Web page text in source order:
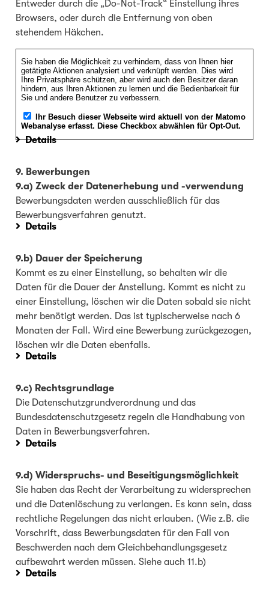
Entweder durch die „Do-Not-Track“ Einstellung ihres
Browsers, oder durch die Entfernung von oben
stehendem Häkchen.
Details
9. Bewerbungen
9.a) Zweck der Datenerhebung und -verwendung
Bewerbungsdaten werden ausschließlich für das
Bewerbungsverfahren genutzt.
Details
9.b) Dauer der Speicherung
Kommt es zu einer Einstellung, so behalten wir die
Daten für die Dauer der Anstellung. Kommt es nicht zu
einer Einstellung, löschen wir die Daten sobald sie nicht
mehr benötigt werden. Das ist typischerweise nach 6
Monaten der Fall. Wird eine Bewerbung zurückgezogen,
löschen wir die Daten ebenfalls.
Details
9.c) Rechtsgrundlage
Die Datenschutzgrundverordnung und das
Bundesdatenschutzgesetz regeln die Handhabung von
Daten in Bewerbungsverfahren.
Details
9.d) Widerspruchs- und Beseitigungsmöglichkeit
Sie haben das Recht der Verarbeitung zu widersprechen
und die Datenlöschung zu verlangen. Es kann sein, dass
rechtliche Regelungen das nicht erlauben. (Wie z.B. die
Vorschrift, dass Bewerbungsdaten für den Fall von
Beschwerden nach dem Gleichbehandlungsgesetz
aufbewahrt werden müssen. Siehe auch 11.b)
Details